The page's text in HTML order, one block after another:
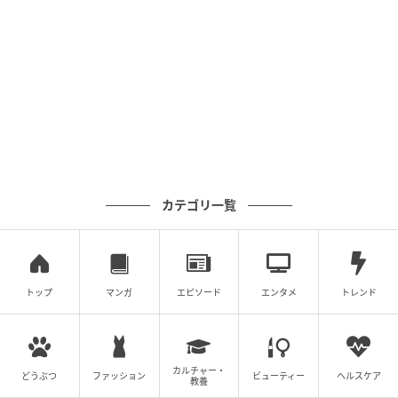
エキサイトニュース
カテゴリ一覧
トップ マンガ エピソード エンタメ トレンド
どうぶつ ファッション
カルチャー・
教養
ビューティー ヘルスケア